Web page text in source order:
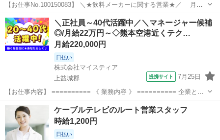
【お仕事No.100150083】 ＼★飲料メーカーに関する営業★／ 月収
22万円以上 日払い・週払いOK 接客経験が活かせる 八代・宇城
エリアの スーパー・ドラッグストア・ディスカウントストアを訪問
し、 当社製品...
熊本 八代市 肥後高田駅 営業
＼正社員～40代活躍中／＼マネージャー候補
◎/月給22万円～◇熊本空港近くテク…
月給220,000円
日払い
株式会社マイスティア
上益城郡
提携サイト 7月25日
【お仕事内容】 ========== 《 業務内容 》 ========== 企業と人
材の双方に寄り添い、最適なマッチングを実現する仕事です。 地域企
業の課題解決に向けた提案営業をお願いします。 既存取引先との関係
構築・フ...
熊本 営業
ケーブルテレビのルート営業スタッフ
時給1,200円
日払い